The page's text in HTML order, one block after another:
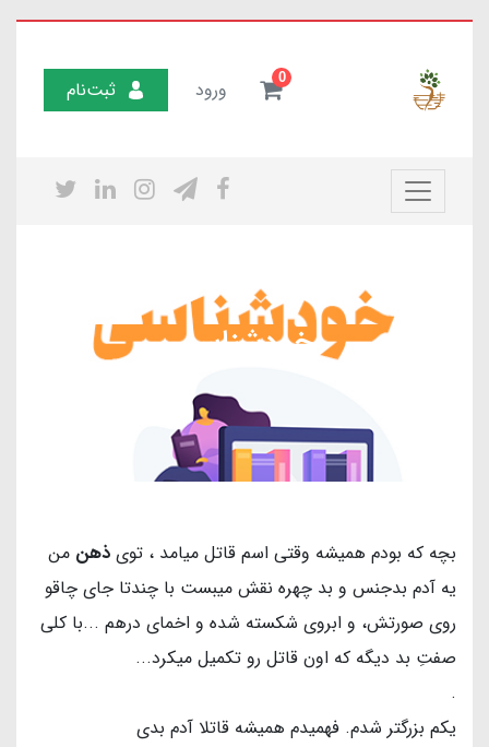
0 ورود ثبت‌نام
خودشناسی
بچه که بودم همیشه وقتی اسم قاتل میامد ، توی ذهن من
یه آدم بدجنس و بد چهره نقش میبست با چندتا جای چاقو
روی صورتش، و ابروی شکسته شده و اخمای درهم ...با کلی
صفتِ بد دیگه که اون قاتل رو تکمیل میکرد...
.
یکم بزرگتر شدم. فهمیدم همیشه قاتلا آدم بدی